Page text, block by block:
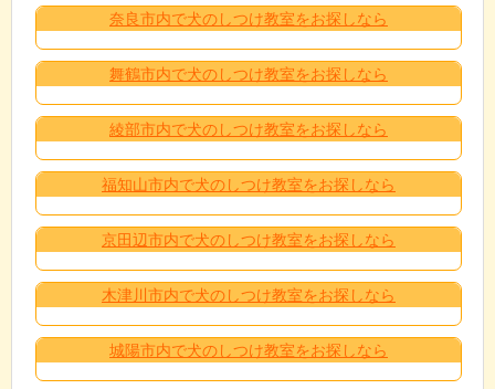
奈良市内で犬のしつけ教室をお探しなら
舞鶴市内で犬のしつけ教室をお探しなら
綾部市内で犬のしつけ教室をお探しなら
福知山市内で犬のしつけ教室をお探しなら
京田辺市内で犬のしつけ教室をお探しなら
木津川市内で犬のしつけ教室をお探しなら
城陽市内で犬のしつけ教室をお探しなら